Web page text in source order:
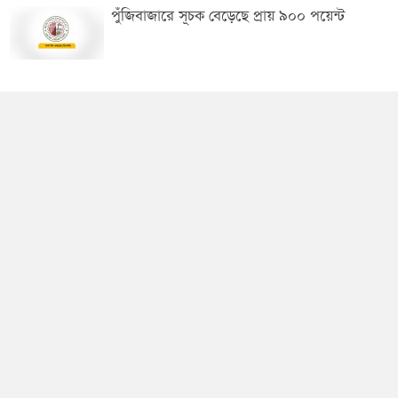
পুঁজিবাজারে সূচক বেড়েছে প্রায় ৯০০ পয়েন্ট